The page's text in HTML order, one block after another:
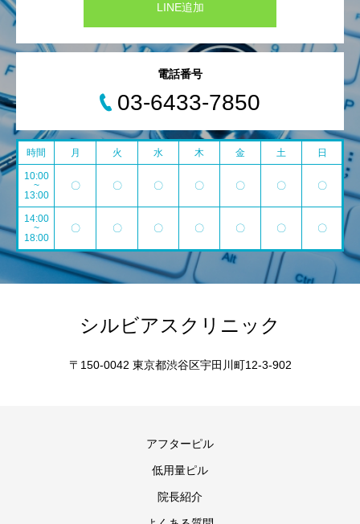
LINE追加
電話番号
03-6433-7850
時間 月 火 水 木 金 土 日
10:00
~
13:00
〇 〇 〇 〇 〇 〇 〇
14:00
~
18:00
〇 〇 〇 〇 〇 〇 〇
シルビアスクリニック
〒150-0042 東京都渋谷区宇田川町12-3-902
アフターピル
低用量ピル
院長紹介